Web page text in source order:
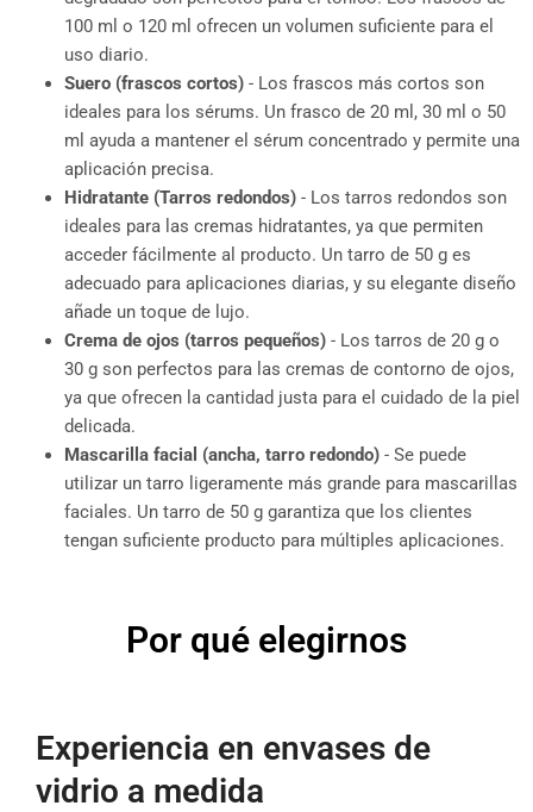
100 ml o 120 ml ofrecen un volumen suficiente para el
uso diario.
Suero (frascos cortos)- Los frascos más cortos son
ideales para los sérums. Un frasco de 20 ml, 30 ml o 50
ml ayuda a mantener el sérum concentrado y permite una
aplicación precisa.
Hidratante (Tarros redondos)- Los tarros redondos son
ideales para las cremas hidratantes, ya que permiten
acceder fácilmente al producto. Un tarro de 50 g es
adecuado para aplicaciones diarias, y su elegante diseño
añade un toque de lujo.
Crema de ojos (tarros pequeños)- Los tarros de 20 g o
30 g son perfectos para las cremas de contorno de ojos,
ya que ofrecen la cantidad justa para el cuidado de la piel
delicada.
Mascarilla facial (ancha, tarro redondo)- Se puede
utilizar un tarro ligeramente más grande para mascarillas
faciales. Un tarro de 50 g garantiza que los clientes
tengan suficiente producto para múltiples aplicaciones.
Por qué elegirnos
Experiencia en envases de
vidrio a medida